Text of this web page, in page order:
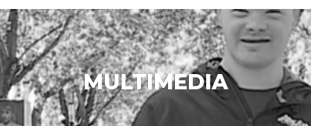
MULTIMEDIA